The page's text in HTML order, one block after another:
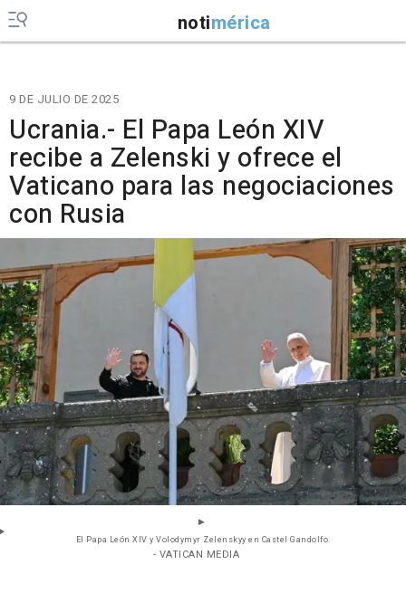
notimérica
9 DE JULIO DE 2025
Ucrania.- El Papa León XIV
recibe a Zelenski y ofrece el
Vaticano para las negociaciones
con Rusia
El Papa León XIV y Volodymyr Zelenskyy en Castel Gandolfo.
- VATICAN MEDIA